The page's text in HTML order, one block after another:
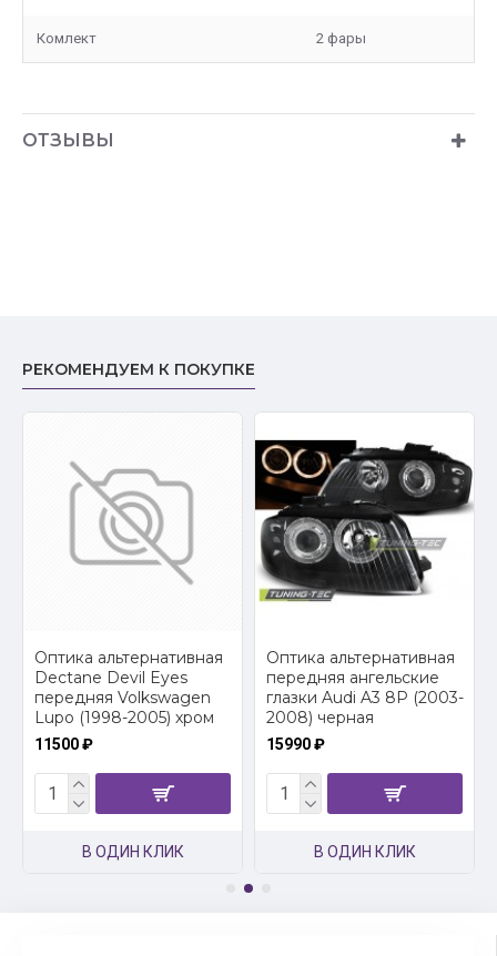
Комлект 2 фары
ОТЗЫВЫ
РЕКОМЕНДУЕМ К ПОКУПКЕ
Оптика альтернативная
Dectane Devil Eyes
передняя Volkswagen
Lupo (1998-2005) хром
11500 ₽
В ОДИН КЛИК
Оптика альтернативная
передняя ангельские
глазки Audi A3 8P (2003-
2008) черная
15990 ₽
В ОДИН КЛИК